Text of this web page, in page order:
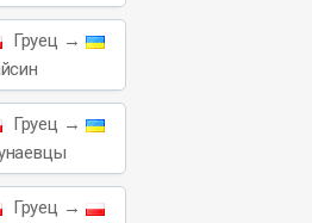
Груец →
Груец →
Груец →